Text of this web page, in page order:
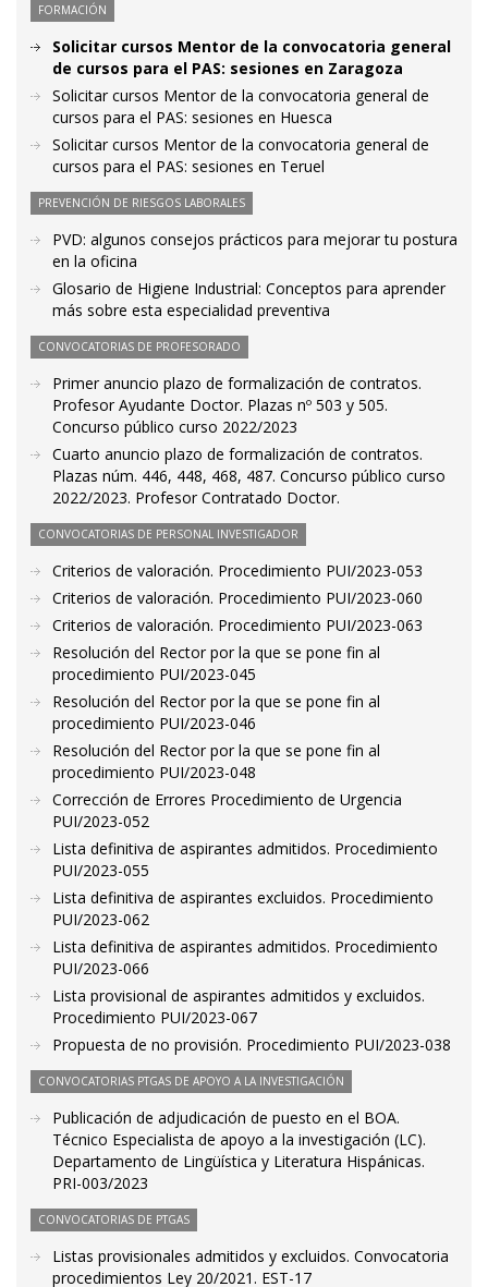
FORMACIÓN
Solicitar cursos Mentor de la convocatoria general
de cursos para el PAS: sesiones en Zaragoza
Solicitar cursos Mentor de la convocatoria general de
cursos para el PAS: sesiones en Huesca
Solicitar cursos Mentor de la convocatoria general de
cursos para el PAS: sesiones en Teruel
PREVENCIÓN DE RIESGOS LABORALES
PVD: algunos consejos prácticos para mejorar tu postura
en la oficina
Glosario de Higiene Industrial: Conceptos para aprender
más sobre esta especialidad preventiva
CONVOCATORIAS DE PROFESORADO
Primer anuncio plazo de formalización de contratos.
Profesor Ayudante Doctor. Plazas nº 503 y 505.
Concurso público curso 2022/2023
Cuarto anuncio plazo de formalización de contratos.
Plazas núm. 446, 448, 468, 487. Concurso público curso
2022/2023. Profesor Contratado Doctor.
CONVOCATORIAS DE PERSONAL INVESTIGADOR
Criterios de valoración. Procedimiento PUI/2023-053
Criterios de valoración. Procedimiento PUI/2023-060
Criterios de valoración. Procedimiento PUI/2023-063
Resolución del Rector por la que se pone fin al
procedimiento PUI/2023-045
Resolución del Rector por la que se pone fin al
procedimiento PUI/2023-046
Resolución del Rector por la que se pone fin al
procedimiento PUI/2023-048
Corrección de Errores Procedimiento de Urgencia
PUI/2023-052
Lista definitiva de aspirantes admitidos. Procedimiento
PUI/2023-055
Lista definitiva de aspirantes excluidos. Procedimiento
PUI/2023-062
Lista definitiva de aspirantes admitidos. Procedimiento
PUI/2023-066
Lista provisional de aspirantes admitidos y excluidos.
Procedimiento PUI/2023-067
Propuesta de no provisión. Procedimiento PUI/2023-038
CONVOCATORIAS PTGAS DE APOYO A LA INVESTIGACIÓN
Publicación de adjudicación de puesto en el BOA.
Técnico Especialista de apoyo a la investigación (LC).
Departamento de Lingüística y Literatura Hispánicas.
PRI-003/2023
CONVOCATORIAS DE PTGAS
Listas provisionales admitidos y excluidos. Convocatoria
procedimientos Ley 20/2021. EST-17